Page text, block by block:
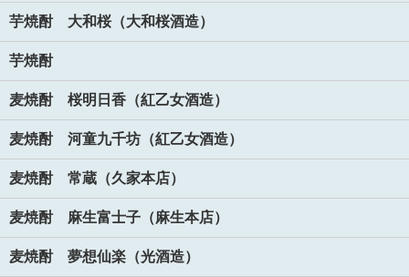
芋焼酎 大和桜（大和桜酒造）
芋焼酎
麦焼酎 桜明日香（紅乙女酒造）
麦焼酎 河童九千坊（紅乙女酒造）
麦焼酎 常蔵（久家本店）
麦焼酎 麻生富士子（麻生本店）
麦焼酎 夢想仙楽（光酒造）